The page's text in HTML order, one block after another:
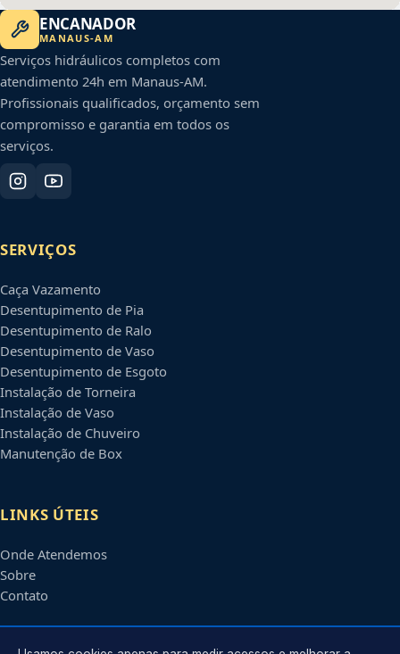
ENCANADOR
MANAUS-AM
Serviços hidráulicos completos com
atendimento 24h em Manaus-AM.
Profissionais qualificados, orçamento sem
compromisso e garantia em todos os
serviços.
SERVIÇOS
Caça Vazamento
Desentupimento de Pia
Desentupimento de Ralo
Desentupimento de Vaso
Desentupimento de Esgoto
Instalação de Torneira
Instalação de Vaso
Instalação de Chuveiro
Manutenção de Box
LINKS ÚTEIS
Onde Atendemos
Sobre
Contato